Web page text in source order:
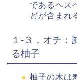
であるヘス
どが含まれ
１-３．オチ：
る柚子
柚子の木は